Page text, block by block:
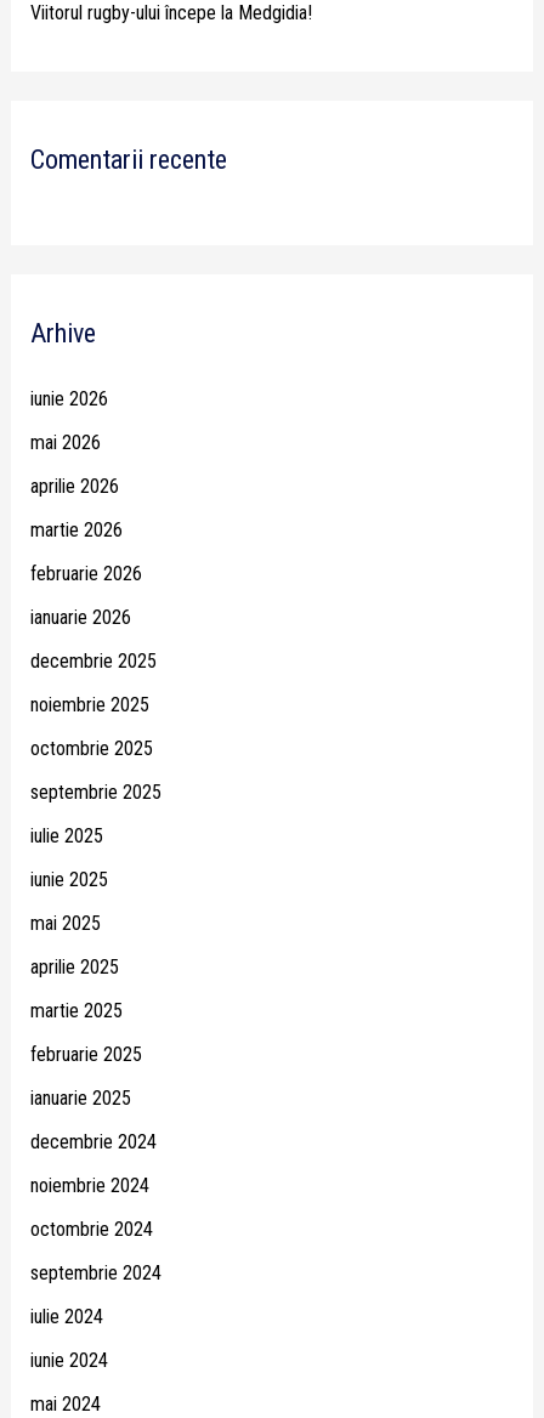
Viitorul rugby-ului începe la Medgidia!
Comentarii recente
Arhive
iunie 2026
mai 2026
aprilie 2026
martie 2026
februarie 2026
ianuarie 2026
decembrie 2025
noiembrie 2025
octombrie 2025
septembrie 2025
iulie 2025
iunie 2025
mai 2025
aprilie 2025
martie 2025
februarie 2025
ianuarie 2025
decembrie 2024
noiembrie 2024
octombrie 2024
septembrie 2024
iulie 2024
iunie 2024
mai 2024